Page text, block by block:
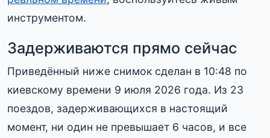
инструментом.
Задерживаются прямо сейчас
Приведённый ниже снимок сделан в 10:48 по
киевскому времени 9 июля 2026 года. Из 23
поездов, задерживающихся в настоящий
момент, ни один не превышает 6 часов, и все